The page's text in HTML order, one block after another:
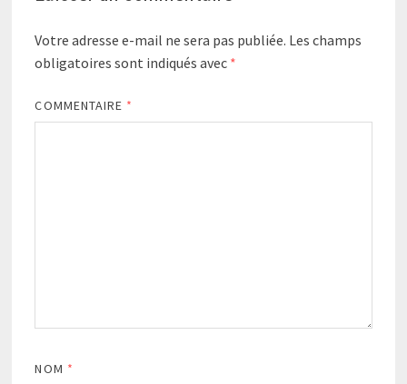
Votre adresse e-mail ne sera pas publiée. Les champs
obligatoires sont indiqués avec *
COMMENTAIRE *
NOM *